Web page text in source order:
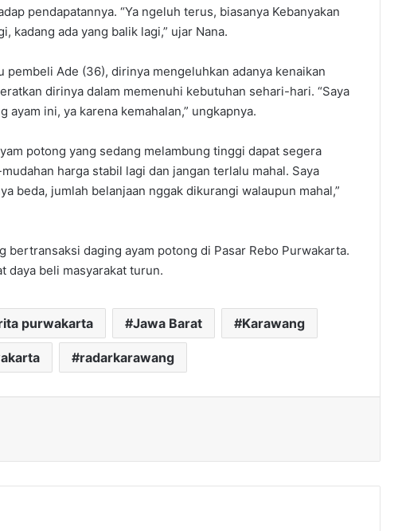
pendapatannya. “Ya ngeluh terus, biasanya Kebanyakan
kadang ada yang balik lagi,” ujar Nana.
pembeli Ade (36), dirinya mengeluhkan adanya kenaikan
dirinya dalam memenuhi kebutuhan sehari-hari. “Saya
ini, ya karena kemahalan,” ungkapnya.
potong yang sedang melambung tinggi dapat segera
harga stabil lagi dan jangan terlalu mahal. Saya
beda, jumlah belanjaan nggak dikurangi walaupun mahal,”
bertransaksi daging ayam potong di Pasar Rebo Purwakarta.
daya beli masyarakat turun.
purwakarta Jawa Barat Karawang
radarkarawang